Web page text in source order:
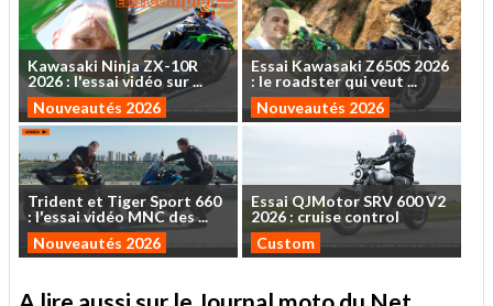
Kawasaki NinjaZX-10R
2026: l'essaividéo sur...
Nouveautés 2026
Essai KawasakiZ650S 2026
: le roadsterquiveut ...
Nouveautés 2026
Trident et TigerSport 660
: l'essaividéoMNCdes...
Nouveautés 2026
EssaiQJMotorSRV 600V2
2026 : cruise control
Custom